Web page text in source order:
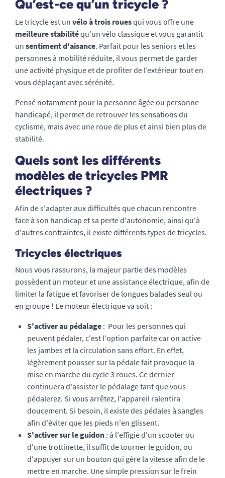
Qu’est-ce qu’un tricycle ?
Le tricycle est un vélo à trois rouesqui vous offre une
meilleure stabilitéqu’un vélo classique et vous garantit
un sentiment d'aisance. Parfait pour les seniors et les
personnes à mobilité réduite, il vous permet de garder
une activité physique et de profiter de l’extérieur tout en
vous déplaçant avec sérénité.
Pensé notamment pour la personne âgée ou personne
handicapé, il permet de retrouver les sensations du
cyclisme, mais avec une roue de plus et ainsi bien plus de
stabilité.
Quels sont les différents
modèles de tricycles PMR
électriques ?
Afin de s'adapter aux difficultés que chacun rencontre
face à son handicap et sa perte d'autonomie, ainsi qu'à
d'autres contraintes, il existe différents types de tricycles.
Tricycles électriques
Nous vous rassurons, la majeur partie des modèles
possèdent un moteur et une assistance électrique, afin de
limiter la fatigue et favoriser de longues balades seul ou
en groupe ! Le moteur électrique va soit :
S'activer au pédalage : Pour les personnes qui
peuvent pédaler, c'est l'option parfaite car on active
les jambes et la circulation sans effort. En effet,
légèrement pousser sur la pédale fait provoque la
mise en marche du cycle 3 roues. Ce dernier
continuera d'assister le pédalage tant que vous
pédalerez. Si vous arrêtez, l'appareil ralentira
doucement. Si besoin, il existe des pédales à sangles
afin d'éviter que les pieds n'en glissent.
S'activer sur le guidon : à l'effigie d'un scooter ou
d'une trottinette, il suffit de tourner le guidon, ou
d'appuyer sur un bouton qui gère la vitesse afin de le
mettre en marche. Une simple pression sur le frein